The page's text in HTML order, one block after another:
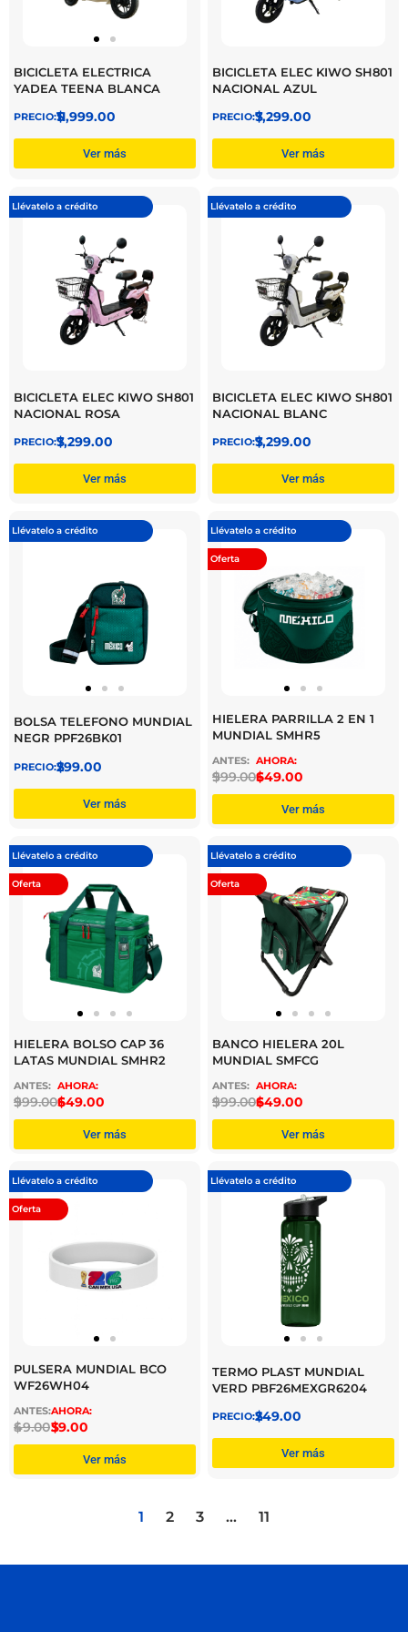
BICICLETA ELECTRICA
YADEA TEENA BLANCA
$
11,999.00
Ver más
BICICLETA ELEC KIWO SH801
NACIONAL AZUL
$
7,299.00
Ver más
Llévatelo a crédito
BICICLETA ELEC KIWO SH801
NACIONAL ROSA
$
7,299.00
Ver más
Llévatelo a crédito
BICICLETA ELEC KIWO SH801
NACIONAL BLANC
$
7,299.00
Ver más
Llévatelo a crédito
BOLSA TELEFONO MUNDIAL
NEGR PPF26BK01
$
299.00
Ver más
Llévatelo a crédito
Oferta
HIELERA PARRILLA 2 EN 1
MUNDIAL SMHR5
$
999.00$
649.00
Ver más
Llévatelo a crédito
Oferta
HIELERA BOLSO CAP 36
LATAS MUNDIAL SMHR2
$
999.00$
649.00
Ver más
Llévatelo a crédito
Oferta
BANCO HIELERA 20L
MUNDIAL SMFCG
$
999.00$
649.00
Ver más
Llévatelo a crédito
Oferta
PULSERA MUNDIAL BCO
WF26WH04
$
49.00$
39.00
Ver más
Llévatelo a crédito
TERMO PLAST MUNDIAL
VERD PBF26MEXGR6204
$
249.00
Ver más
1 2 3 … 11